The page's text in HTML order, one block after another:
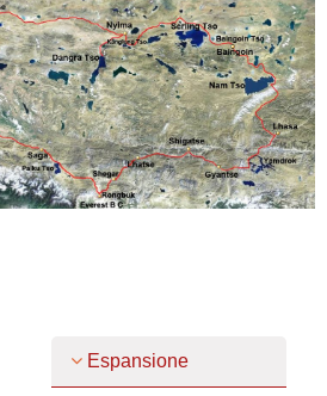
Espansione